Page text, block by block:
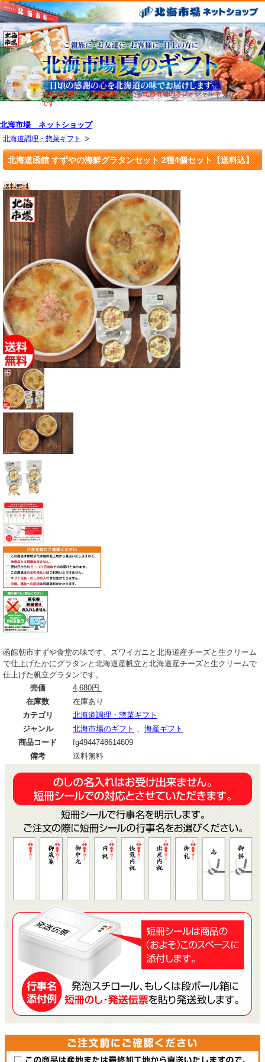
北海市場 ネットショップ
北海道札幌市に6店舗展開している北海市場のオフィシャルネットショップ
です
北海道調理・惣菜ギフト
北海道函館 すずやの海鮮グラタンセット 2種4個セット【送料込】
函館朝市すずや食堂の味です。ズワイガニと北海道産チーズと生クリーム
で仕上げたかにグラタンと北海道産帆立と北海道産チーズと生クリームで
仕上げた帆立グラタンです。
売価
4,680円
在庫数
在庫あり
カテゴリ
北海道調理・惣菜ギフト
ジャンル
北海市場のギフト
海産ギフト
商品コード
fg4944748614609
備考
送料無料